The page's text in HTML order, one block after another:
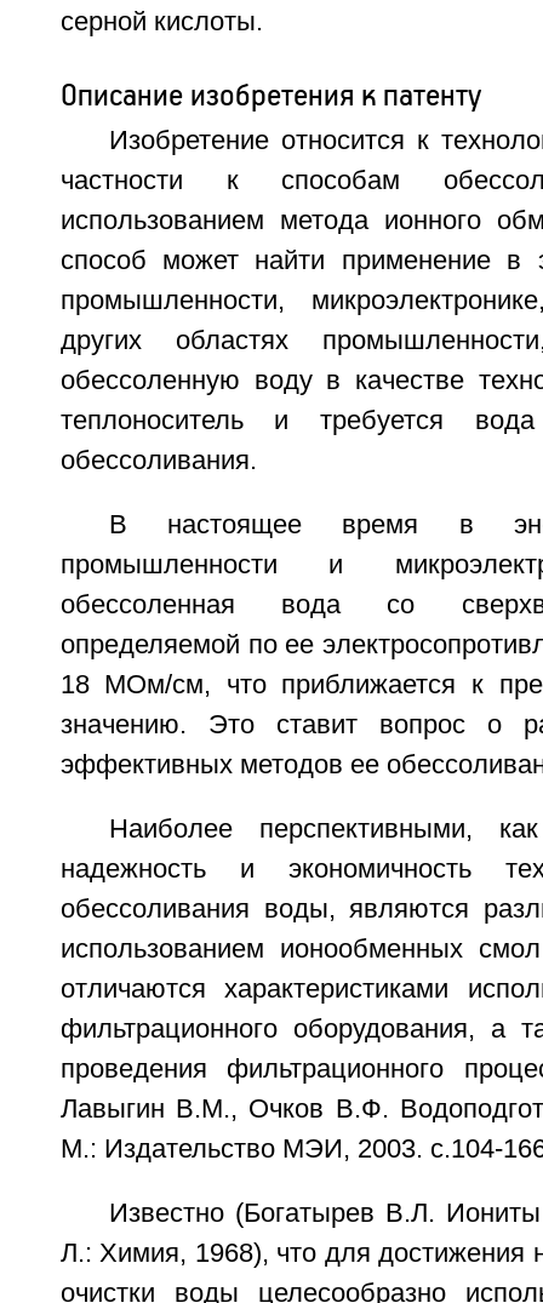
серной кислоты.
Описание изобретения к патенту
Изобретение относится к
частности к способам
использованием метода ионного
способ может найти применение в
промышленности,
других областях
обессоленную воду в качестве
теплоноситель и требуется
обессоливания.
В настоящее время в
промышленности и
обессоленная вода со
определяемой по ее
18 МОм/см, что приближается к
значению. Это ставит вопрос о
эффективных методов ее
Наиболее перспективными,
надежность и экономичность
обессоливания воды, являются
использованием ионообменных
отличаются характеристиками
фильтрационного оборудования, а
проведения фильтрационного
Лавыгин В.М., Очков В.Ф.
М.: Издательство МЭИ, 2003. с.104-
Известно (Богатырев В.Л.
Л.: Химия, 1968), что для достижения
очистки воды целесообразно